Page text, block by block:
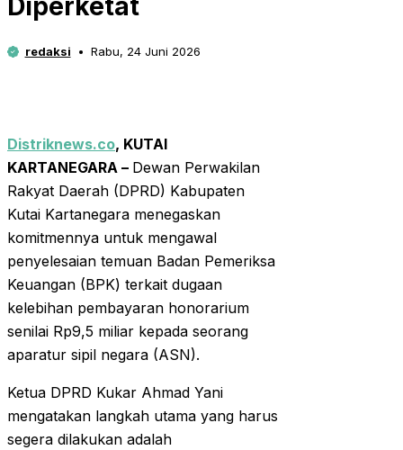
Diperketat
redaksi Rabu, 24 Juni 2026
Distriknews.co, KUTAI
KARTANEGARA – Dewan Perwakilan
Rakyat Daerah (DPRD) Kabupaten
Kutai Kartanegara menegaskan
komitmennya untuk mengawal
penyelesaian temuan Badan Pemeriksa
Keuangan (BPK) terkait dugaan
kelebihan pembayaran honorarium
senilai Rp9,5 miliar kepada seorang
aparatur sipil negara (ASN).
Ketua DPRD Kukar Ahmad Yani
mengatakan langkah utama yang harus
segera dilakukan adalah